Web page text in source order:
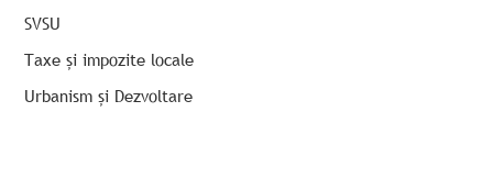
SVSU
Taxe și impozite locale
Urbanism și Dezvoltare